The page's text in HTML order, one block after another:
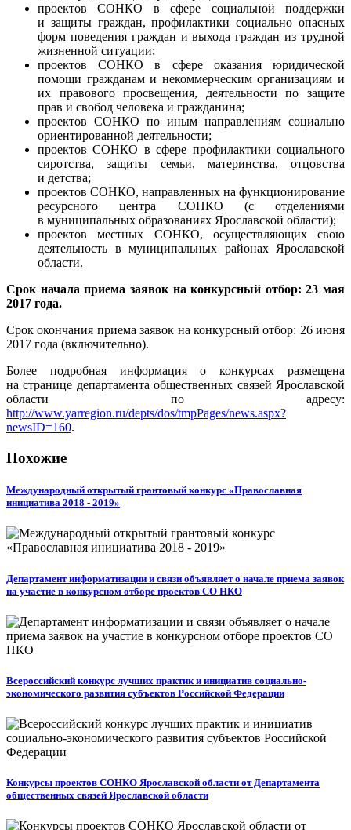
проектов СОНКО в сфере социальной поддержки
и защиты граждан, профилактики социально опасных
форм поведения граждан и выхода граждан из трудной
жизненной ситуации;
проектов СОНКО в сфере оказания юридической
помощи гражданам и некоммерческим организациям и
их правового просвещения, деятельности по защите
прав и свобод человека и гражданина;
проектов СОНКО по иным направлениям социально
ориентированной деятельности;
проектов СОНКО в сфере профилактики социального
сиротства, защиты семьи, материнства, отцовства
и детства;
проектов СОНКО, направленных на функционирование
ресурсного центра СОНКО (с отделениями
в муниципальных образованиях Ярославской области);
проектов местных СОНКО, осуществляющих свою
деятельность в муниципальных районах Ярославской
области.
Срок начала приема заявок на конкурсный отбор: 23 мая
2017 года.
Срок окончания приема заявок на конкурсный отбор: 26 июня
2017 года (включительно).
Более подробная информация о конкурсах размещена
на странице департамента общественных связей Ярославской
области по адресу:
http://www.yarregion.ru/depts/dos/tmpPages/news.aspx?
newsID=160.
Похожие
Международный открытый грантовый конкурс «Православная
инициатива 2018 - 2019»
Департамент информатизации и связи объявляет о начале приема заявок
на участие в конкурсном отборе проектов СО НКО
Всероссийский конкурс лучших практик и инициатив социально-
экономического развития субъектов Российской Федерации
Конкурсы проектов СОНКО Ярославской области от Департамента
общественных связей Ярославской области